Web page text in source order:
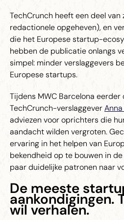
TechCrunch heeft een deel van
redactionele opgeheven), en
die het Europese startup-
hebben de publicatie onlangs
simpel: minder verslaggevers
Europese startups.
Tijdens MWC Barcelona
TechCrunch-verslaggever
adviezen voor oprichters die
aandacht wilden vergroten.
ervaring in het helpen van
bekendheid op te bouwen in de
paar duidelijke patronen naar
De meeste
aankondigingen.
wil verhalen.